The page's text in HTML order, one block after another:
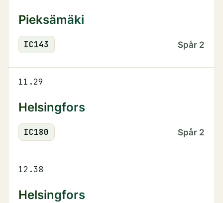
Pieksämäki
IC143 Spår 2
11.29
Helsingfors
IC180 Spår 2
12.38
Helsingfors